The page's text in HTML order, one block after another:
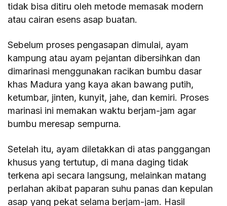
tidak bisa ditiru oleh metode memasak modern
atau cairan esens asap buatan.
Sebelum proses pengasapan dimulai, ayam
kampung atau ayam pejantan dibersihkan dan
dimarinasi menggunakan racikan bumbu dasar
khas Madura yang kaya akan bawang putih,
ketumbar, jinten, kunyit, jahe, dan kemiri. Proses
marinasi ini memakan waktu berjam-jam agar
bumbu meresap sempurna.
Setelah itu, ayam diletakkan di atas panggangan
khusus yang tertutup, di mana daging tidak
terkena api secara langsung, melainkan matang
perlahan akibat paparan suhu panas dan kepulan
asap yang pekat selama berjam-jam. Hasil